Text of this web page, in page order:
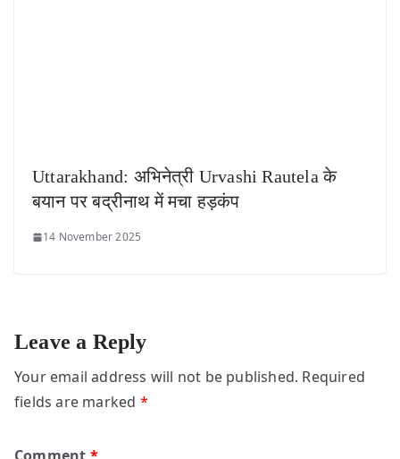
Uttarakhand: अभिनेत्री Urvashi Rautela के
बयान पर बद्रीनाथ में मचा हड़कंप
14 November 2025
Leave a Reply
Your email address will not be published. Required
fields are marked *